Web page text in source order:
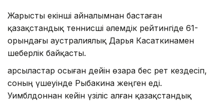
Жарысты екінші айналымнан бастаған
қазақстандық теннисші әлемдік рейтингіде 61-
орындағы аустралиялық Дарья Касаткинамен
шеберлік байқасты.
Қарсыластар осыған дейін өзара бес рет кездесіп,
соның үшеуінде Рыбакина жеңген еді.
Уимблдоннан кейін үзіліс алған қазақстандық